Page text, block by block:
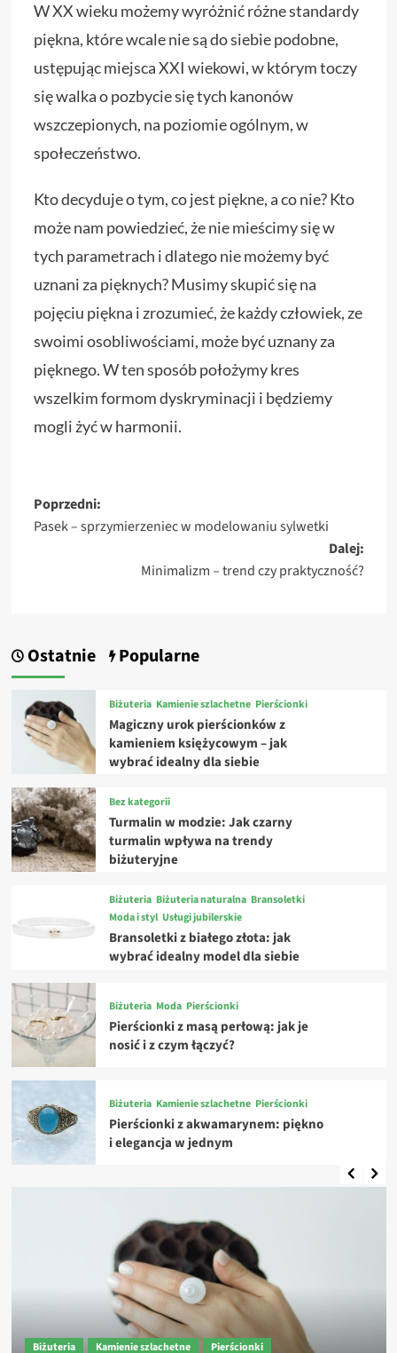
W XX wieku możemy wyróżnić różne standardy
piękna, które wcale nie są do siebie podobne,
ustępując miejsca XXI wiekowi, w którym toczy
się walka o pozbycie się tych kanonów
wszczepionych, na poziomie ogólnym, w
społeczeństwo.
Kto decyduje o tym, co jest piękne, a co nie? Kto
może nam powiedzieć, że nie mieścimy się w
tych parametrach i dlatego nie możemy być
uznani za pięknych? Musimy skupić się na
pojęciu piękna i zrozumieć, że każdy człowiek, ze
swoimi osobliwościami, może być uznany za
pięknego. W ten sposób położymy kres
wszelkim formom dyskryminacji i będziemy
mogli żyć w harmonii.
Zobacz
wpisy
Poprzedni:
Pasek – sprzymierzeniec w modelowaniu sylwetki
Dalej:
Minimalizm – trend czy praktyczność?
Ostatnie Popularne
Biżuteria Kamienie szlachetne Pierścionki
Magiczny urok pierścionków z
kamieniem księżycowym – jak
wybrać idealny dla siebie
Bez kategorii
Turmalin w modzie: Jak czarny
turmalin wpływa na trendy
biżuteryjne
Biżuteria Biżuteria naturalna Bransoletki
Moda i styl Usługi jubilerskie
Bransoletki z białego złota: jak
wybrać idealny model dla siebie
Biżuteria Moda Pierścionki
Pierścionki z masą perłową: jak je
nosić i z czym łączyć?
Biżuteria Kamienie szlachetne Pierścionki
Pierścionki z akwamarynem: piękno
i elegancja w jednym
Biżuteria Kamienie szlachetne Pierścionki